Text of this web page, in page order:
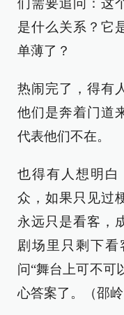
们需要追问：这
是什么关系？它
单薄了？
热闹完了，得有
他们是奔着门道
代表他们不在。
也得有人想明
众，如果只见过
永远只是看客，
剧场里只剩下
问“舞台上可不可
心答案了。（邵岭